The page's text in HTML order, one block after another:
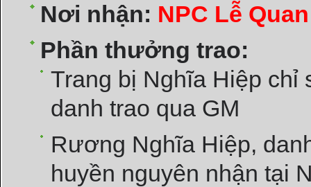
Nơi nhận: NPC Lễ Quan
Phần thưởng trao:
Trang bị Nghĩa Hiệp chỉ
danh trao qua GM
Rương Nghĩa Hiệp,
huyền nguyên nhận tại